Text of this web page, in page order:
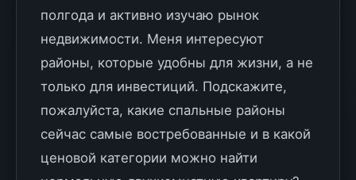
полгода и активно изучаю рынок
недвижимости. Меня интересуют
районы, которые удобны для жизни, а не
только для инвестиций. Подскажите,
пожалуйста, какие спальные районы
сейчас самые востребованные и в какой
ценовой категории можно найти